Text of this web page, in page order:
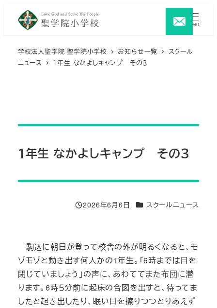
MENU
学校法人聖学院 聖学院小学校 お知らせ一覧
スクール
ニュース
１年生 なかよしキャンプ その３
１年生 なかよしキャンプ その３
投稿日
2026年6月6日 カテゴリー
スクールニュース
駒込に朝日が登って校舎の外が明るくなると、モ
ゾモゾと動き出す何人かの1年生。「6時までは目を
閉じていましょう」の声に、あわててまた布団に潜
ります。6時５分前に起床の合図を出すと、待ってま
したと起き出したり、眠い目を擦りつつとりあえず